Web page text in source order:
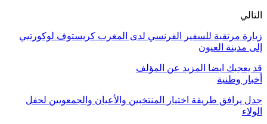
التالي
زيارة مرتقبة للسفير الفرنسي لدى المغرب كريستوف لوكورتيي
إلى مدينة العيون
قد يعجبك ايضا المزيد عن المؤلف
أخبار وطنية
جدل يرافق طريقة اختيار المنتخبين والأعيان والجمعويين لحفل
الولاء